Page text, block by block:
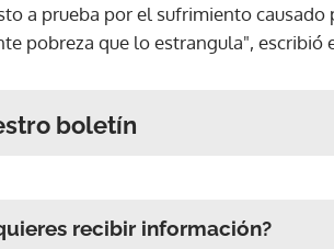
a prueba por el sufrimiento
pobreza que lo estrangula", escribió
boletín
recibir información?